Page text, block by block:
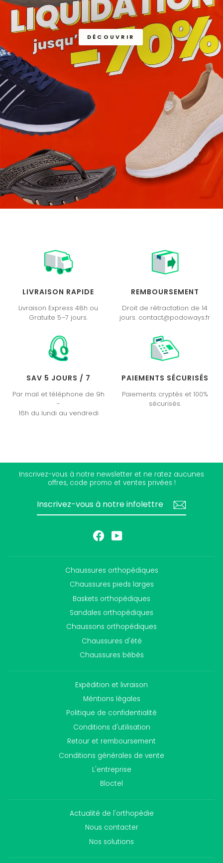
DÉCOUVRIR
LIVRAISON RAPIDE
Livraison Express 48h ou
Gratuite 5–7 jours.
REMBOURSEMENT
Droit de rétractation de 14
jours. contact@podoways.fr
SAV 5 JOURS / 7
Par mail et téléphone de 9h
-
16h du lundi au vendredi
PAIEMENTS SÉCURISÉS
Paiements cryptés et 100%
sécurisés.
Inscrivez-vous à notre newsletter et ne ratez aucunes
offres, code promo et ventes privées !
FacebookYouTube
Chaussures orthopédiques
Chaussures pieds larges
Baskets orthopédiques
Sandales orthopédiques
Chaussons orthopédiques
Chaussures d'été
Chaussures bébés
Expédition et livraison
Méntions légales
Politique de confidentialité
Conditions d'utilisation
Retour et remboursement
Conditions générales de vente
L'entreprise
Bloctel
Actualité de l'orthopédie
Nous contacter
Nos solutions